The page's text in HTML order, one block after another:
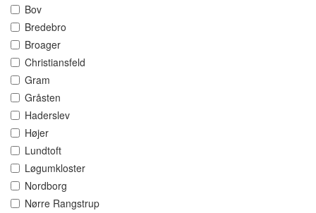
Bov
Bredebro
Broager
Christiansfeld
Gram
Gråsten
Haderslev
Højer
Lundtoft
Løgumkloster
Nordborg
Nørre Rangstrup